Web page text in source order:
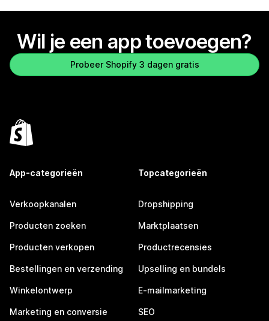
Wil je een app toevoegen?
Probeer Shopify 3 dagen gratis
App-categorieën
Verkoopkanalen
Producten zoeken
Producten verkopen
Bestellingen en verzending
Winkelontwerp
Marketing en conversie
Topcategorieën
Dropshipping
Marktplaatsen
Productrecensies
Upselling en bundels
E-mailmarketing
SEO